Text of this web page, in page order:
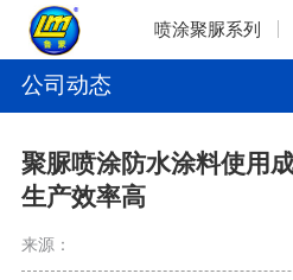
喷涂聚脲系列
公司动态
聚脲喷涂防水涂料使用
生产效率高
来源：